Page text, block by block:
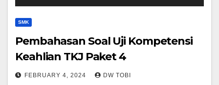
SMK
Pembahasan Soal Uji Kompetensi
Keahlian TKJ Paket 4
FEBRUARY 4, 2024 DW TOBI